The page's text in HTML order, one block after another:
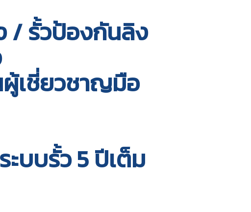
/ รั้วป้องกันลิง
เชี่ยวชาญมือ
บบรั้ว 5 ปีเต็ม